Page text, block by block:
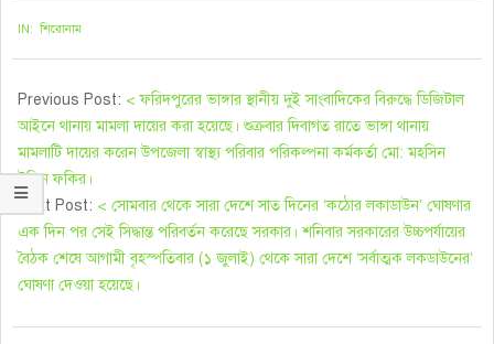
IN: শিরোনাম
Previous Post: < ফরিদপুরের ভাঙ্গার স্থানীয় দুই সাংবাদিকের বিরুদ্ধে ডিজিটাল
আইনে থানায় মামলা দায়ের করা হয়েছে। শুক্রবার দিবাগত রাতে ভাঙ্গা থানায়
মামলাটি দায়ের করেন উপজেলা স্বাস্থ্য পরিবার পরিকল্পনা কর্মকর্তা মো: মহসিন
উদ্দিন ফকির।
Next Post: < সোমবার থেকে সারা দেশে সাত দিনের ‘কঠোর লকাডাউন’ ঘোষণার
এক দিন পর সেই সিদ্ধান্ত পরিবর্তন করেছে সরকার। শনিবার সরকারের উচ্চপর্যায়ের
বৈঠক শেষে আগামী বৃহস্পতিবার (১ জুলাই) থেকে সারা দেশে ‘সর্বাত্মক লকডাউনের’
ঘোষণা দেওয়া হয়েছে।